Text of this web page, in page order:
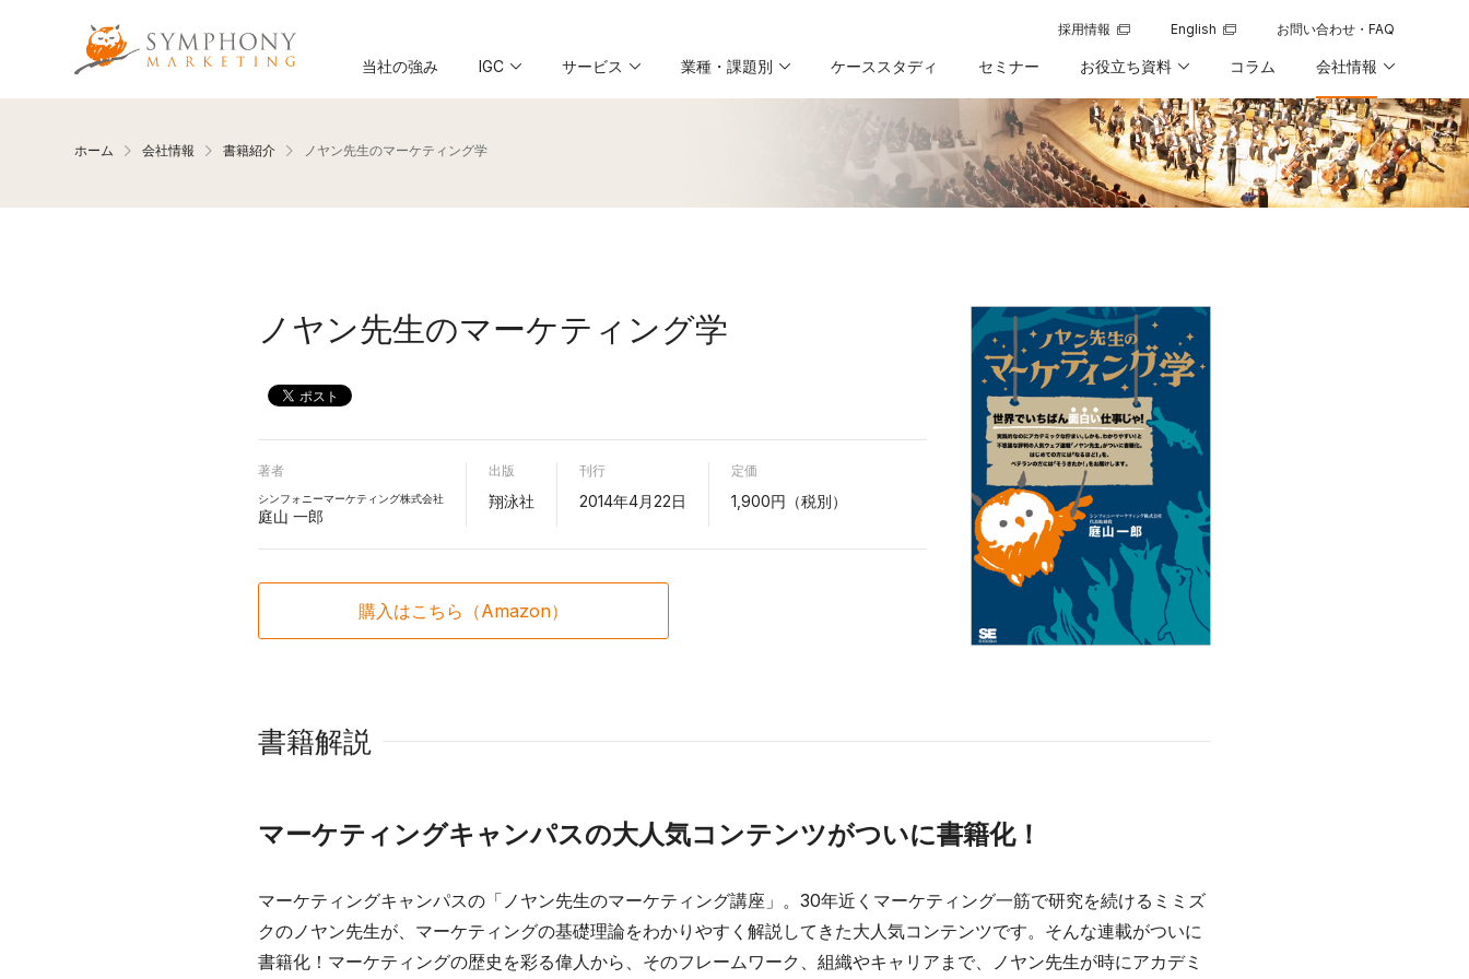
採用情報
新規ウィンドウで開くEnglish
新規ウィンドウで開くお問い合わせ・FAQ
当社の強み IGC サービス 業種・課題別 ケーススタディ セミナー お役立ち資料 コラム 会社情報
ホーム 会社情報 書籍紹介 ノヤン先生のマーケティング学
ノヤン先生のマーケティング学
著者
シンフォニーマーケティング株式会社
庭山 一郎
出版
翔泳社
刊行
2014年4月22日
定価
1,900円（税別）
購入はこちら（Amazon）
書籍解説
マーケティングキャンパスの大人気コンテンツがついに書籍化！
マーケティングキャンパスの「ノヤン先生のマーケティング講座」。30年近くマーケティング一筋で研究を続けるミミズ
クのノヤン先生が、マーケティングの基礎理論をわかりやすく解説してきた大人気コンテンツです。そんな連載がついに
書籍化！マーケティングの歴史を彩る偉人から、そのフレームワーク、組織やキャリアまで、ノヤン先生が時にアカデミ